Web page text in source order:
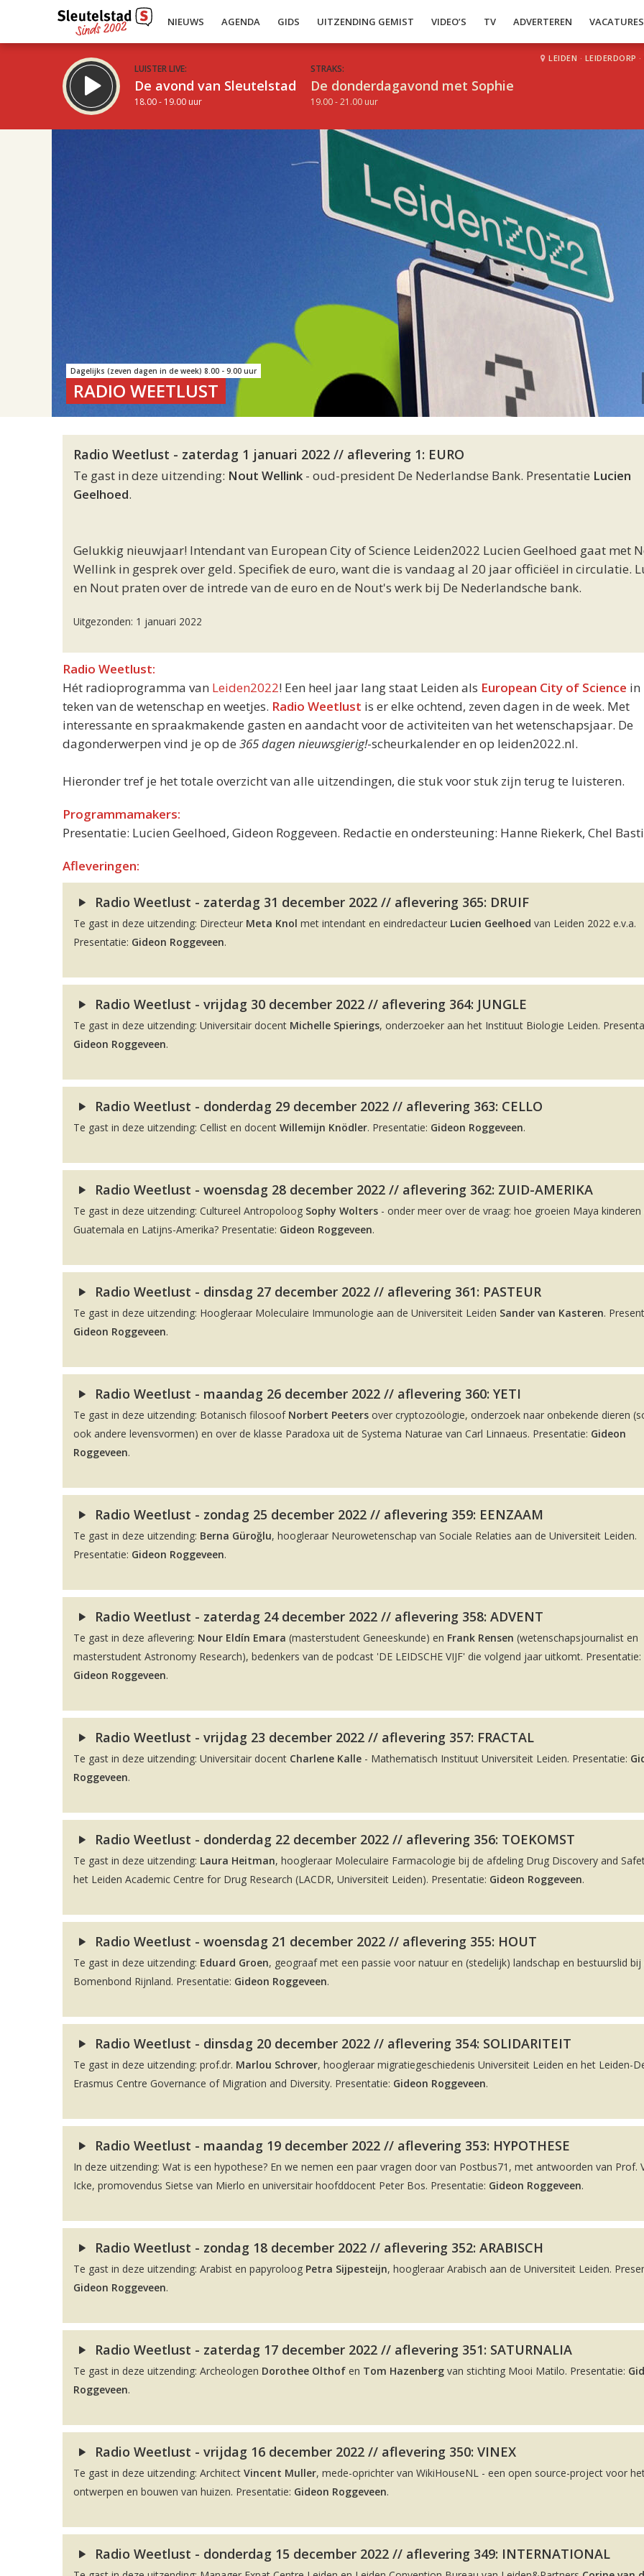
NIEUWS AGENDA GIDS UITZENDING GEMIST VIDEO’S TV ADVERTEREN VACATURES
LUISTER LIVE:
De avond van Sleutelstad
18.00 - 19.00 uur
STRAKS:
De donderdagavond met Sophie
19.00 - 21.00 uur
LEIDEN · LEIDERDORP ·
Dagelijks (zeven dagen in de week) 8.00 - 9.00 uur
RADIO WEETLUST
Radio Weetlust - zaterdag 1 januari 2022 // aflevering 1: EURO
Te gast in deze uitzending: Nout Wellink - oud-president De Nederlandse Bank. Presentatie Lucien
Geelhoed.
Gelukkig nieuwjaar! Intendant van European City of Science Leiden2022 Lucien Geelhoed gaat met
Wellink in gesprek over geld. Specifiek de euro, want die is vandaag al 20 jaar officiëel in circulatie.
en Nout praten over de intrede van de euro en de Nout's werk bij De Nederlandsche bank.
Uitgezonden: 1 januari 2022
Radio Weetlust:
Hét radioprogramma van Leiden2022! Een heel jaar lang staat Leiden als European City of Science in
teken van de wetenschap en weetjes. Radio Weetlust is er elke ochtend, zeven dagen in de week. Met
interessante en spraakmakende gasten en aandacht voor de activiteiten van het wetenschapsjaar. De
dagonderwerpen vind je op de 365 dagen nieuwsgierig!-scheurkalender en op leiden2022.nl.
Hieronder tref je het totale overzicht van alle uitzendingen, die stuk voor stuk zijn terug te luisteren.
Programmamakers:
Presentatie: Lucien Geelhoed, Gideon Roggeveen. Redactie en ondersteuning: Hanne Riekerk, Chel
Afleveringen:
Radio Weetlust - zaterdag 31 december 2022 // aflevering 365: DRUIF
Te gast in deze uitzending: Directeur Meta Knol met intendant en eindredacteur Lucien Geelhoed van Leiden 2022 e.v.a.
Presentatie: Gideon Roggeveen.
Radio Weetlust - vrijdag 30 december 2022 // aflevering 364: JUNGLE
Te gast in deze uitzending: Universitair docent Michelle Spierings, onderzoeker aan het Instituut Biologie Leiden.
Gideon Roggeveen.
Radio Weetlust - donderdag 29 december 2022 // aflevering 363: CELLO
Te gast in deze uitzending: Cellist en docent Willemijn Knödler. Presentatie: Gideon Roggeveen.
Radio Weetlust - woensdag 28 december 2022 // aflevering 362: ZUID-AMERIKA
Te gast in deze uitzending: Cultureel Antropoloog Sophy Wolters - onder meer over de vraag: hoe groeien Maya kinderen
Guatemala en Latijns-Amerika? Presentatie: Gideon Roggeveen.
Radio Weetlust - dinsdag 27 december 2022 // aflevering 361: PASTEUR
Te gast in deze uitzending: Hoogleraar Moleculaire Immunologie aan de Universiteit Leiden Sander van Kasteren.
Gideon Roggeveen.
Radio Weetlust - maandag 26 december 2022 // aflevering 360: YETI
Te gast in deze uitzending: Botanisch filosoof Norbert Peeters over cryptozoölogie, onderzoek naar onbekende dieren
ook andere levensvormen) en over de klasse Paradoxa uit de Systema Naturae van Carl Linnaeus. Presentatie: Gideon
Roggeveen.
Radio Weetlust - zondag 25 december 2022 // aflevering 359: EENZAAM
Te gast in deze uitzending: Berna Güroğlu, hoogleraar Neurowetenschap van Sociale Relaties aan de Universiteit Leiden.
Presentatie: Gideon Roggeveen.
Radio Weetlust - zaterdag 24 december 2022 // aflevering 358: ADVENT
Te gast in deze aflevering: Nour Eldín Emara (masterstudent Geneeskunde) en Frank Rensen (wetenschapsjournalist en
masterstudent Astronomy Research), bedenkers van de podcast 'DE LEIDSCHE VIJF' die volgend jaar uitkomt. Presentatie:
Gideon Roggeveen.
Radio Weetlust - vrijdag 23 december 2022 // aflevering 357: FRACTAL
Te gast in deze uitzending: Universitair docent Charlene Kalle - Mathematisch Instituut Universiteit Leiden. Presentatie:
Roggeveen.
Radio Weetlust - donderdag 22 december 2022 // aflevering 356: TOEKOMST
Te gast in deze uitzending: Laura Heitman, hoogleraar Moleculaire Farmacologie bij de afdeling Drug Discovery and
het Leiden Academic Centre for Drug Research (LACDR, Universiteit Leiden). Presentatie: Gideon Roggeveen.
Radio Weetlust - woensdag 21 december 2022 // aflevering 355: HOUT
Te gast in deze uitzending: Eduard Groen, geograaf met een passie voor natuur en (stedelijk) landschap en bestuurslid bij
Bomenbond Rijnland. Presentatie: Gideon Roggeveen.
Radio Weetlust - dinsdag 20 december 2022 // aflevering 354: SOLIDARITEIT
Te gast in deze uitzending: prof.dr. Marlou Schrover, hoogleraar migratiegeschiedenis Universiteit Leiden en het Leiden-
Erasmus Centre Governance of Migration and Diversity. Presentatie: Gideon Roggeveen.
Radio Weetlust - maandag 19 december 2022 // aflevering 353: HYPOTHESE
In deze uitzending: Wat is een hypothese? En we nemen een paar vragen door van Postbus71, met antwoorden van Prof.
Icke, promovendus Sietse van Mierlo en universitair hoofddocent Peter Bos. Presentatie: Gideon Roggeveen.
Radio Weetlust - zondag 18 december 2022 // aflevering 352: ARABISCH
Te gast in deze uitzending: Arabist en papyroloog Petra Sijpesteijn, hoogleraar Arabisch aan de Universiteit Leiden.
Gideon Roggeveen.
Radio Weetlust - zaterdag 17 december 2022 // aflevering 351: SATURNALIA
Te gast in deze uitzending: Archeologen Dorothee Olthof en Tom Hazenberg van stichting Mooi Matilo. Presentatie:
Roggeveen.
Radio Weetlust - vrijdag 16 december 2022 // aflevering 350: VINEX
Te gast in deze uitzending: Architect Vincent Muller, mede-oprichter van WikiHouseNL - een open source-project voor
ontwerpen en bouwen van huizen. Presentatie: Gideon Roggeveen.
Radio Weetlust - donderdag 15 december 2022 // aflevering 349: INTERNATIONAL